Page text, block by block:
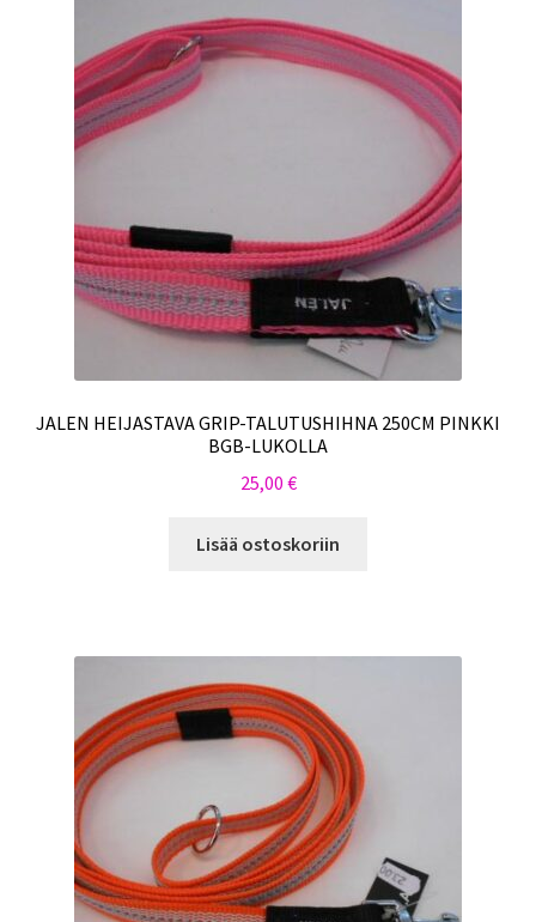
JALEN HEIJASTAVA GRIP-TALUTUSHIHNA 250CM PINKKI
BGB-LUKOLLA
25,00 €
Lisää ostoskoriin